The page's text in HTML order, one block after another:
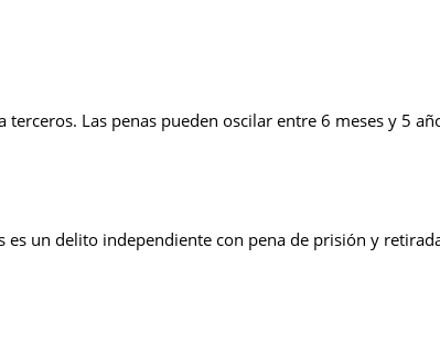
Las penas pueden oscilar entre 6 meses y 5
es un delito independiente con pena de prisión y